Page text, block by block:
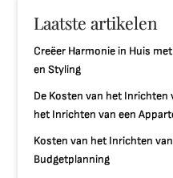
Laatste artikelen
Creëer Harmonie in Huis
en Styling
De Kosten van het Inrichten
het Inrichten van een
Kosten van het Inrichten
Budgetplanning